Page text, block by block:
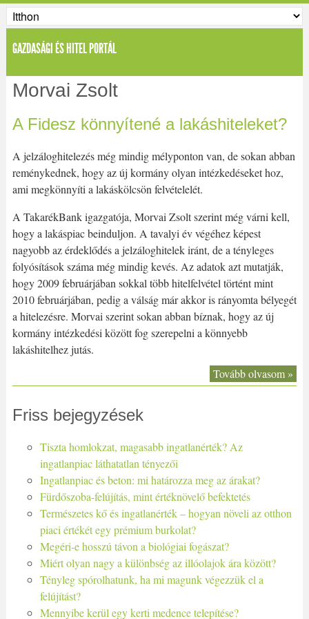
GAZDASÁGI ÉS HITEL PORTÁL
Morvai Zsolt
A Fidesz könnyítené a lakáshiteleket?
A jelzáloghitelezés még mindig mélyponton van, de sokan abban
reménykednek, hogy az új kormány olyan intézkedéseket hoz,
ami megkönnyíti a lakáskölcsön felvételelét.
A TakarékBank igazgatója, Morvai Zsolt szerint még várni kell,
hogy a lakáspiac beinduljon. A tavalyi év végéhez képest
nagyobb az érdeklődés a jelzáloghitelek iránt, de a tényleges
folyósítások száma még mindig kevés. Az adatok azt mutatják,
hogy 2009 februárjában sokkal több hitelfelvétel történt mint
2010 februárjában, pedig a válság már akkor is rányomta bélyegét
a hitelezésre. Morvai szerint sokan abban bíznak, hogy az új
kormány intézkedési között fog szerepelni a könnyebb
lakáshitelhez jutás.
Tovább olvasom »
Friss bejegyzések
Tiszta homlokzat, magasabb ingatlanérték? Az
ingatlanpiac láthatatlan tényezői
Ingatlanpiac és beton: mi határozza meg az árakat?
Fürdőszoba-felújítás, mint értéknövelő befektetés
Természetes kő és ingatlanérték – hogyan növeli az otthon
piaci értékét egy prémium burkolat?
Megéri-e hosszú távon a biológiai fogászat?
Miért olyan nagy a különbség az illóolajok ára között?
Tényleg spórolhatunk, ha mi magunk végezzük el a
felújítást?
Mennyibe kerül egy kerti medence telepítése?